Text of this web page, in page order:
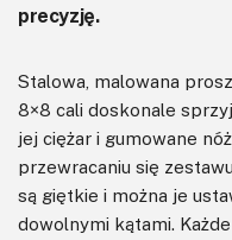
precyzję.
Stalowa, malowana
8×8 cali doskonale
jej ciężar i gumowane
przewracaniu się
są giętkie i można je
dowolnymi kątami.